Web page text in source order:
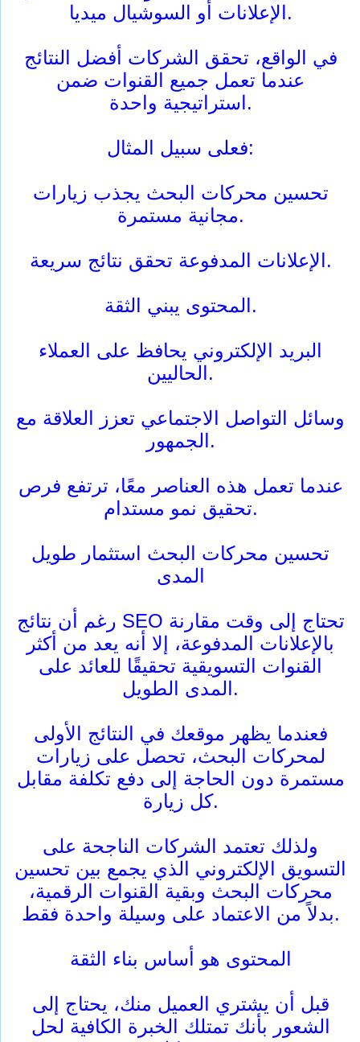
الإعلانات أو السوشيال ميديا.
في الواقع، تحقق الشركات أفضل النتائج
عندما تعمل جميع القنوات ضمن
استراتيجية واحدة.
فعلى سبيل المثال:
تحسين محركات البحث يجذب زيارات
مجانية مستمرة.
الإعلانات المدفوعة تحقق نتائج سريعة.
المحتوى يبني الثقة.
البريد الإلكتروني يحافظ على العملاء
الحاليين.
وسائل التواصل الاجتماعي تعزز العلاقة مع
الجمهور.
عندما تعمل هذه العناصر معًا، ترتفع فرص
تحقيق نمو مستدام.
تحسين محركات البحث استثمار طويل
المدى
رغم أن نتائج SEO تحتاج إلى وقت مقارنة
بالإعلانات المدفوعة، إلا أنه يعد من أكثر
القنوات التسويقية تحقيقًا للعائد على
المدى الطويل.
فعندما يظهر موقعك في النتائج الأولى
لمحركات البحث، تحصل على زيارات
مستمرة دون الحاجة إلى دفع تكلفة مقابل
كل زيارة.
ولذلك تعتمد الشركات الناجحة على
التسويق الإلكتروني الذي يجمع بين تحسين
محركات البحث وبقية القنوات الرقمية،
بدلاً من الاعتماد على وسيلة واحدة فقط.
المحتوى هو أساس بناء الثقة
قبل أن يشتري العميل منك، يحتاج إلى
الشعور بأنك تمتلك الخبرة الكافية لحل